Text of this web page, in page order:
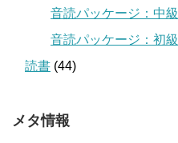
音読パッケージ：中級
音読パッケージ：初級
読書 (44)
メタ情報